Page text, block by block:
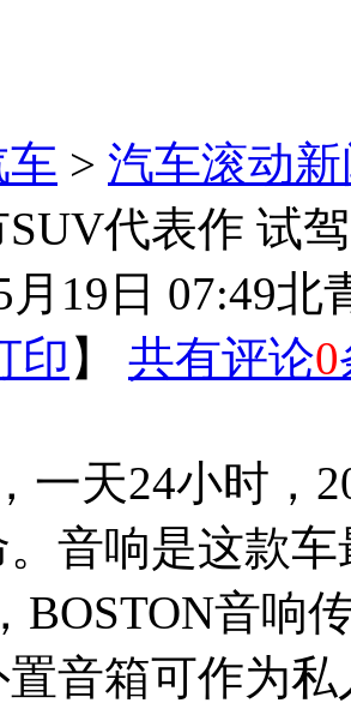
车 > 汽车滚动
代表作 试
月19日 07:49北
印 】 共有评论0
一天24小时，
。音响是这款
BOSTON音响
音箱可作为